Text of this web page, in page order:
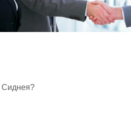
Сиднея?